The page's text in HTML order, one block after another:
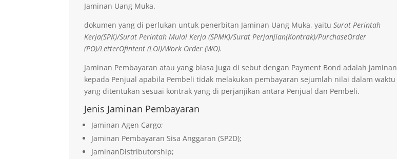
Jaminan Uang Muka.
dokumen yang di perlukan untuk penerbitan Jaminan Uang Muka, yaituSurat Perintah
Kerja(SPK)/Surat Perintah Mulai Kerja (SPMK)/Surat Perjanjian(Kontrak)/PurchaseOrder
(PO)/LetterOfIntent (LOI)/Work Order (WO).
Jaminan Pembayaran atau yang biasa juga di sebut dengan Payment Bond adalah jaminan
kepada Penjual apabila Pembeli tidak melakukan pembayaran sejumlah nilai dalam waktu
yang ditentukan sesuai kontrak yang di perjanjikan antara Penjual dan Pembeli.
Jenis Jaminan Pembayaran
Jaminan Agen Cargo;
Jaminan Pembayaran Sisa Anggaran (SP2D);
JaminanDistributorship;